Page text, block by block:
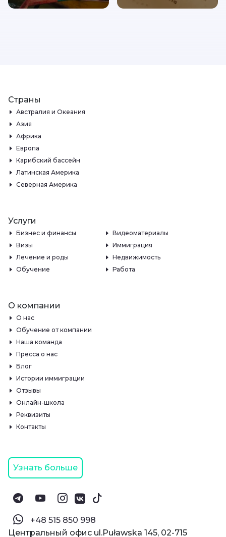
Страны
Австралия и Океания
Азия
Африка
Европа
Карибский бассейн
Латинская Америка
Северная Америка
Услуги
Бизнес и финансы
Видеоматериалы
Визы
Иммиграция
Лечение и роды
Недвижимость
Обучение
Работа
О компании
О нас
Обучение от компании
Наша команда
Пресса о нас
Блог
Истории иммиграции
Отзывы
Онлайн-школа
Реквизиты
Контакты
Узнать больше
‪+48 515 850 998‬
Центральный офис ul.Puławska 145, 02-715